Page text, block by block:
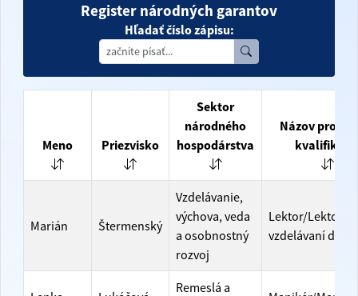
Register národných garantov
Hľadať číslo zápisu:
Meno Priezvisko
Sektor
národného
hospodárstva
Názov
Marián Štermenský
Vzdelávanie,
výchova, veda
a osobnostný
rozvoj
Lektor/Lektorka
vzdelávaní
Remeslá a